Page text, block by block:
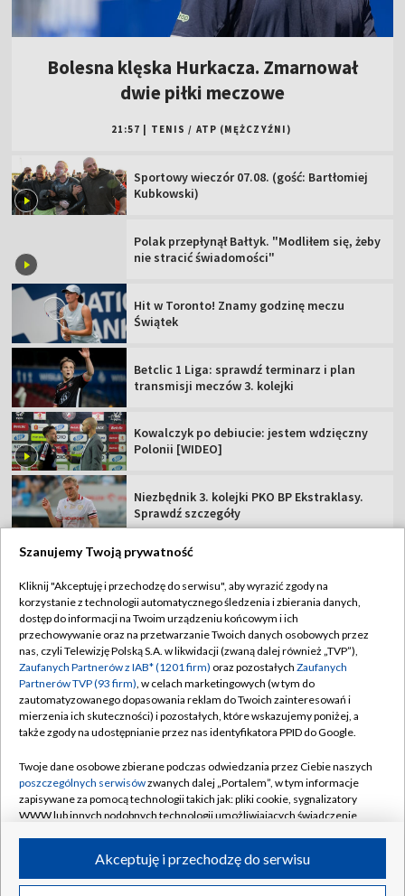
Bolesna klęska Hurkacza. Zmarnował
dwie piłki meczowe
21:57 TENIS / ATP (MĘŻCZYŹNI)
Sportowy wieczór 07.08. (gość: Bartłomiej
Kubkowski)
Polak przepłynął Bałtyk. "Modliłem się, żeby
nie stracić świadomości"
Hit w Toronto! Znamy godzinę meczu
Świątek
Betclic 1 Liga: sprawdź terminarz i plan
transmisji meczów 3. kolejki
Kowalczyk po debiucie: jestem wdzięczny
Polonii [WIDEO]
Niezbędnik 3. kolejki PKO BP Ekstraklasy.
Sprawdź szczegóły
TVP
Abonament TVP
Sklep TVP
Biuro Reklamy
Oferta Handlowa
Emisja w TVP
Rada Programowa
Ogłoszenia przetargowe
Akademia Telewizyjna
Regulamin TVP
Polityka prywatności
Moje zgody
Biuro reklamy
Kanały
©2026 Telewizja Polska Spółka Akcyjna w likwidacji
Szanujemy Twoją prywatność
Kliknij "Akceptuję i przechodzę do serwisu", aby wyrazić zgody na
korzystanie z technologii automatycznego śledzenia i zbierania danych,
dostęp do informacji na Twoim urządzeniu końcowym i ich
przechowywanie oraz na przetwarzanie Twoich danych osobowych przez
nas, czyli Telewizję Polską S.A. w likwidacji (zwaną dalej również „TVP”),
Zaufanych Partnerów z IAB* (1201 firm) oraz pozostałych Zaufanych
Partnerów TVP (93 firm), w celach marketingowych (w tym do
zautomatyzowanego dopasowania reklam do Twoich zainteresowań i
mierzenia ich skuteczności) i pozostałych, które wskazujemy poniżej, a
także zgody na udostępnianie przez nas identyfikatora PPID do Google.
Twoje dane osobowe zbierane podczas odwiedzania przez Ciebie naszych
poszczególnych serwisówzwanych dalej „Portalem”, w tym informacje
zapisywane za pomocą technologii takich jak: pliki cookie, sygnalizatory
WWW lub innych podobnych technologii umożliwiających świadczenie
ruchu w Internecie.Akceptuję i przechodzę do serwisu